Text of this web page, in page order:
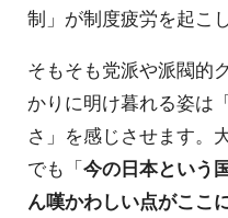
制」が制度疲労を起こ
そもそも党派や派閥的
かりに明け暮れる姿は
さ」を感じさせます。
でも「今の日本という
ん嘆かわしい点がここ